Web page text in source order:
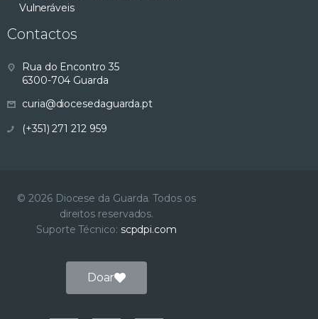
Vulneráveis
Contactos
Rua do Encontro 35
6300-704 Guarda
curia@diocesedaguarda.pt
(+351) 271 212 959
© 2026 Diocese da Guarda. Todos os
direitos reservados.
Suporte Técnico: scpdpi.com
Doar